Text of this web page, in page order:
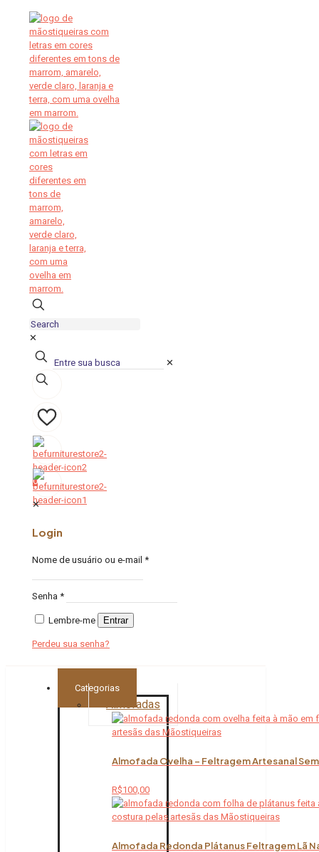
✕
✕
0
0
✕
Login
Nome de usuário ou e-mail *
Senha *
Lembre-me Entrar
Perdeu sua senha?
Categorias
Almofadas
Almofada Ovelha – Feltragem Artesanal
R$100,00
Almofada Redonda Plátanus Feltragem Lã